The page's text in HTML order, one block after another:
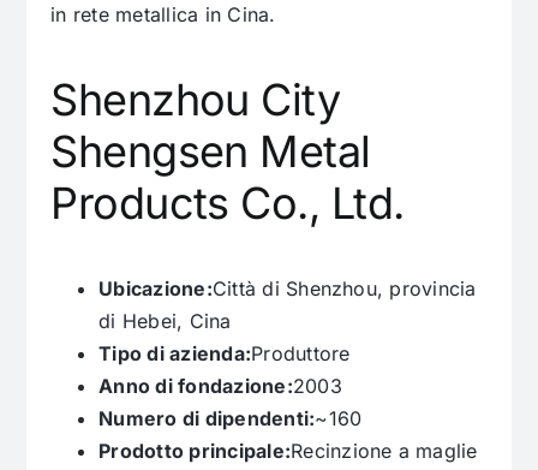
in rete metallica in Cina.
Shenzhou City
Shengsen Metal
Products Co., Ltd.
Ubicazione:Città di Shenzhou, provincia
di Hebei, Cina
Tipo di azienda:Produttore
Anno di fondazione:2003
Numero di dipendenti:~160
Prodotto principale:Recinzione a maglie